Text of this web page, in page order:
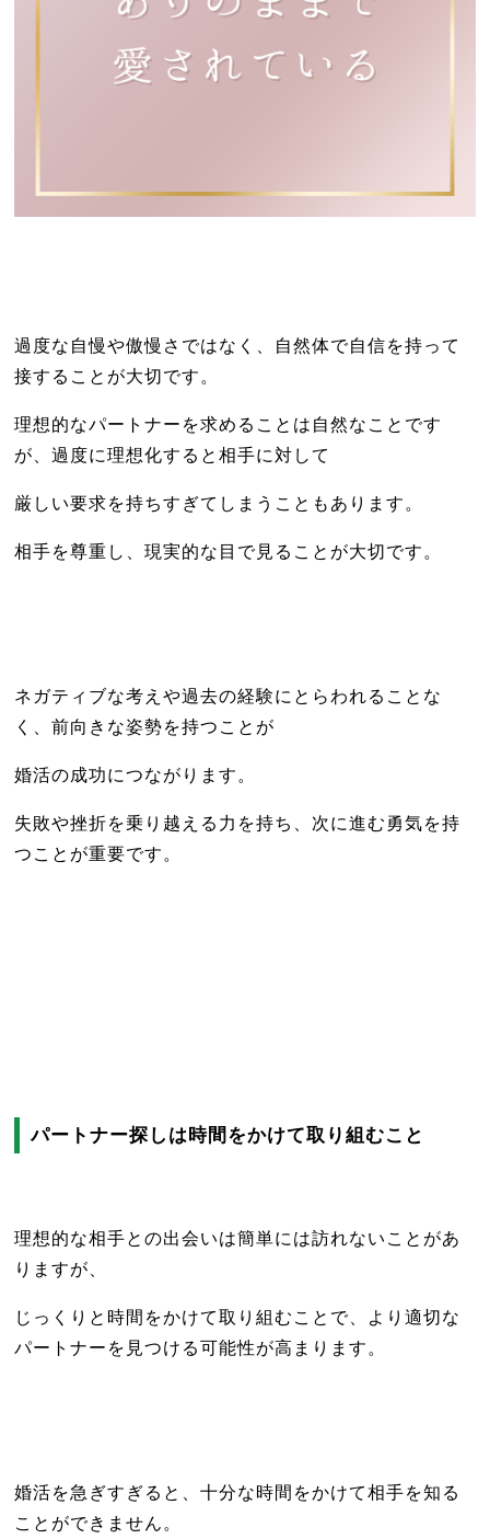
過度な自慢や傲慢さではなく、自然体で自信を持って
接することが大切です。
理想的なパートナーを求めることは自然なことです
が、過度に理想化すると相手に対して
厳しい要求を持ちすぎてしまうこともあります。
相手を尊重し、現実的な目で見ることが大切です。
ネガティブな考えや過去の経験にとらわれることな
く、前向きな姿勢を持つことが
婚活の成功につながります。
失敗や挫折を乗り越える力を持ち、次に進む勇気を持
つことが重要です。
パートナー探しは時間をかけて取り組むこと
理想的な相手との出会いは簡単には訪れないことがあ
りますが、
じっくりと時間をかけて取り組むことで、より適切な
パートナーを見つける可能性が高まります。
婚活を急ぎすぎると、十分な時間をかけて相手を知る
ことができません。